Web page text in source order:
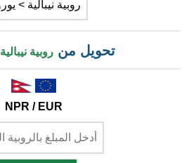
تحويل منروبية نيبالية
NPR / EUR